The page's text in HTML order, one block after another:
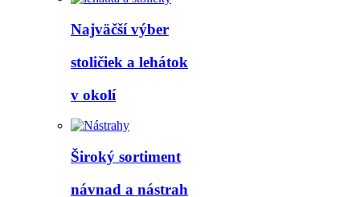
Najväčší výber
stoličiek a lehátok
v okolí
Široký sortiment
návnad a nástrah